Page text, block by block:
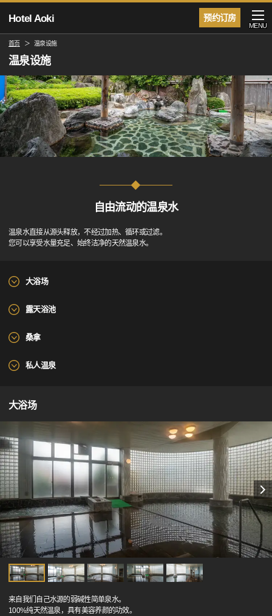
预约订房
Hotel Aoki
MENU
首页 温泉设施
温泉设施
自由流动的温泉水
温泉水直接从源头释放，不经过加热、循环或过滤。
您可以享受水量充足、始终洁净的天然温泉水。
大浴场
露天浴池
桑拿
私人温泉
大浴场
来自我们自己水源的弱碱性简单泉水。
100%纯天然温泉，具有美容养颜的功效。